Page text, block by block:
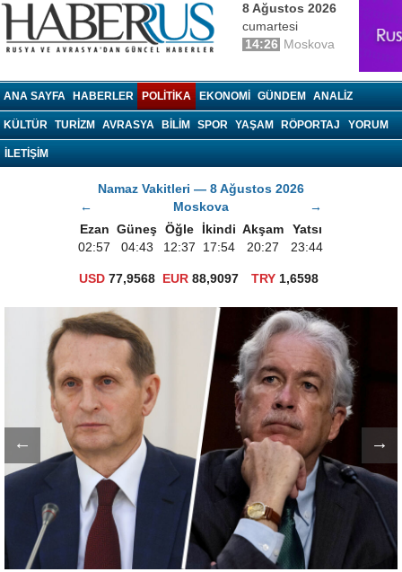
8 Ağustos 2026
cumartesi
14:26 Moskova
ANA SAYFA HABERLER POLITIKA EKONOMI GÜNDEM ANALIZ
KÜLTÜR TURIZM AVRASYA BILIM SPOR YAŞAM RÖPORTAJ YORUM
İLETİŞİM
Namaz Vakitleri — 8 Ağustos 2026
←
Moskova
→
Ezan Güneş Öğle İkindi Akşam
Yatsı
02:57
04:43 12:37 17:54 20:27 23:44
USD 77,9568 EUR 88,9097 TRY1,6598
← →